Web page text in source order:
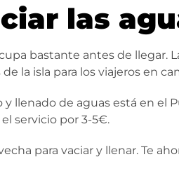
las
bastante antes de llegar.
la isla para los viajeros en
llenado de aguas está en el
servicio por 3-5€.
para vaciar y llenar. Te